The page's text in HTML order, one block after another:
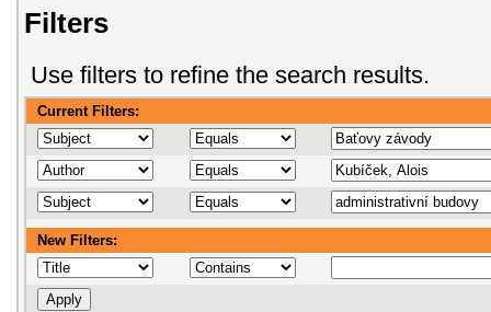
Filters
Use filters to refine the search results.
Current Filters:
New Filters: